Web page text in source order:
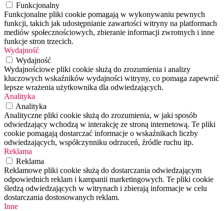
Funkcjonalny
Funkcjonalne pliki cookie pomagają w wykonywaniu pewnych
funkcji, takich jak udostępnianie zawartości witryny na platformach
mediów społecznościowych, zbieranie informacji zwrotnych i inne
funkcje stron trzecich.
Wydajność
Wydajność
Wydajnościowe pliki cookie służą do zrozumienia i analizy
kluczowych wskaźników wydajności witryny, co pomaga zapewnić
lepsze wrażenia użytkownika dla odwiedzających.
Analityka
Analityka
Analityczne pliki cookie służą do zrozumienia, w jaki sposób
odwiedzający wchodzą w interakcję ze stroną internetową. Te pliki
cookie pomagają dostarczać informacje o wskaźnikach liczby
odwiedzających, współczynniku odrzuceń, źródle ruchu itp.
Reklama
Reklama
Reklamowe pliki cookie służą do dostarczania odwiedzającym
odpowiednich reklam i kampanii marketingowych. Te pliki cookie
śledzą odwiedzających w witrynach i zbierają informacje w celu
dostarczania dostosowanych reklam.
Inne